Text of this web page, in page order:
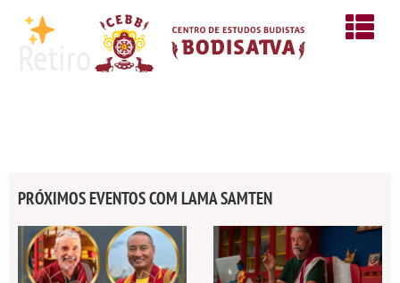
Retiro
PRÓXIMOS EVENTOS COM LAMA SAMTEN